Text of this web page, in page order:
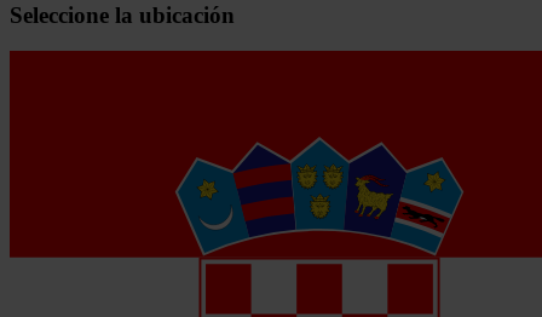
Seleccione la ubicación